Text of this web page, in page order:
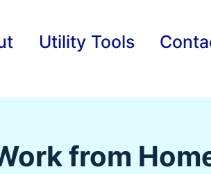
Utility Tools
Work from